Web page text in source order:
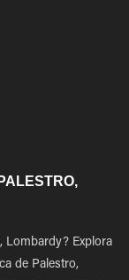
Lombardy? Explora
de Palestro,